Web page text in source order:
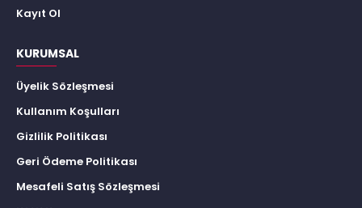
Kayıt Ol
KURUMSAL
Üyelik Sözleşmesi
Kullanım Koşulları
Gizlilik Politikası
Geri Ödeme Politikası
Mesafeli Satış Sözleşmesi